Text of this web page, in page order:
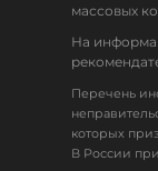
массовых
На
Перечень
которых
В России